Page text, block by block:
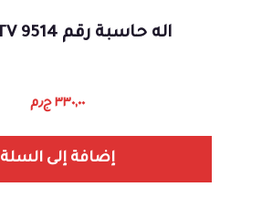
اله حاسبة رقم 9514 CITIZETV
٣٣٠,٠٠ ج٫م
إضافة إلى السلة